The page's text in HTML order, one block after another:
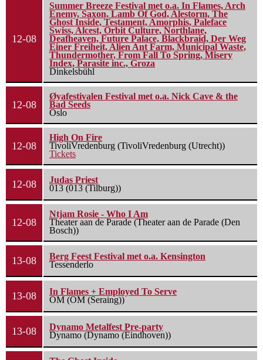
12-08
Summer Breeze Festival met o.a. In Flames, Arch
Enemy, Saxon, Lamb Of God, Alestorm, The
Ghost Inside, Testament, Amorphis, Paleface
Swiss, Alcest, Orbit Culture, Northlane,
Deafheaven, Future Palace, Blackbraid, Der Weg
Einer Freiheit, Alien Ant Farm, Municipal Waste,
Thundermother, From Fall To Spring, Misery
Index, Parasite inc., Groza
Dinkelsbühl
12-08
Øyafestivalen Festival met o.a. Nick Cave & the
Bad Seeds
Oslo
12-08
High On Fire
TivoliVredenburg (TivoliVredenburg (Utrecht))
Tickets
12-08
Judas Priest
013 (013 (Tilburg))
12-08
Ntjam Rosie - Who I Am
Theater aan de Parade (Theater aan de Parade (Den
Bosch))
13-08
Berg Feest Festival met o.a. Kensington
Tessenderlo
13-08
In Flames + Employed To Serve
OM (OM (Seraing))
13-08
Dynamo Metalfest Pre-party
Dynamo (Dynamo (Eindhoven))